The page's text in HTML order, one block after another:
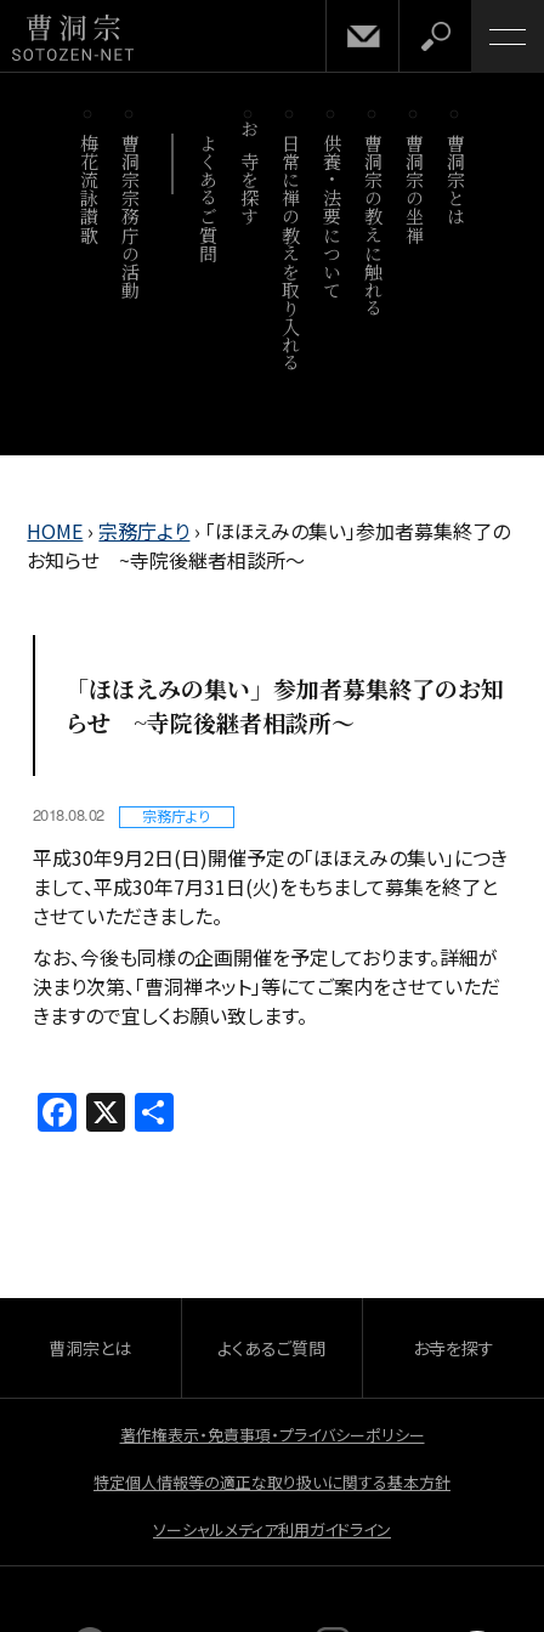
梅花流詠讃歌 曹洞宗宗務庁の活動 よくあるご質問 お寺を探す 日常に禅の教えを取り入れる供養・法要について曹洞宗の教えに触れる 曹洞宗の坐禅 曹洞宗とは
HOME › 宗務庁より › 「ほほえみの集い」参加者募集終了の
お知らせ ~寺院後継者相談所～
「ほほえみの集い」参加者募集終了のお知
らせ ~寺院後継者相談所～
2018.08.02 宗務庁より
平成30年9月2日(日)開催予定の「ほほえみの集い」につき
まして、平成30年7月31日(火)をもちまして募集を終了と
させていただきました。
なお、今後も同様の企画開催を予定しております。詳細が
決まり次第、「曹洞禅ネット」等にてご案内をさせていただ
きますので宜しくお願い致します。
F
a
o
o
k
X 共
曹洞宗とは よくあるご質問 お寺を探す
著作権表示・免責事項・プライバシーポリシー
特定個人情報等の適正な取り扱いに関する基本方針
ソーシャルメディア利用ガイドライン